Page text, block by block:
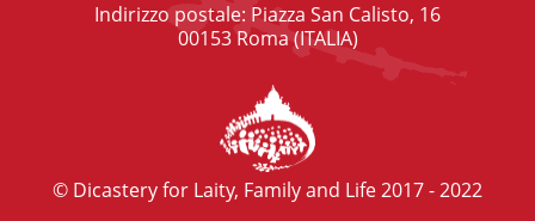
Indirizzo postale: Piazza San Calisto, 16
00153 Roma (ITALIA)
© Dicastery for Laity, Family and Life 2017 - 2022